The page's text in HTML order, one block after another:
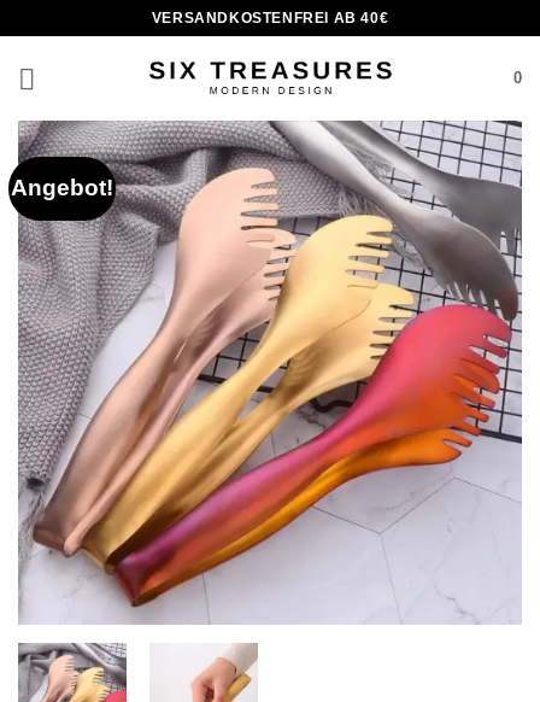
springen
VERSANDKOSTENFREI AB 40€
0
Angebot!